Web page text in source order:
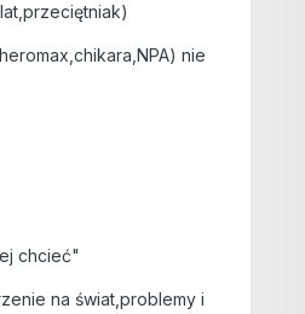
nie
chcieć"
na świat,problemy i